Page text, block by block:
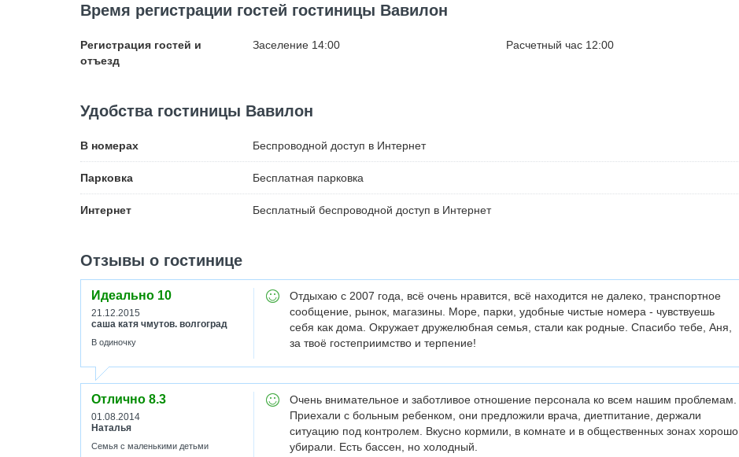
Время регистрации гостей гостиницы Вавилон
Регистрация гостей и
отъезд
Заселение 14:00 Расчетный час 12:00
Удобства гостиницы Вавилон
В номерах Беспроводной доступ в Интернет
Парковка Бесплатная парковка
Интернет Бесплатный беспроводной доступ в Интернет
Отзывы о гостинице
Идеально 10
21.12.2015
саша катя чмутов. волгоград
В одиночку
Отдыхаю с 2007 года, всё очень нравится, всё находится не далеко, транспортное
сообщение, рынок, магазины. Море, парки, удобные чистые номера - чувствуешь
себя как дома. Окружает дружелюбная семья, стали как родные. Спасибо тебе, Аня,
за твоё гостеприимство и терпение!
Отлично 8.3
01.08.2014
Наталья
Семья с маленькими детьми
Очень внимательное и заботливое отношение персонала ко всем нашим проблемам.
Приехали с больным ребенком, они предложили врача, диетпитание, держали
ситуацию под контролем. Вкусно кормили, в комнате и в общественных зонах хорошо
убирали. Есть бассен, но холодный.